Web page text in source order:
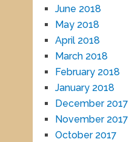
June 2018
May 2018
April 2018
March 2018
February 2018
January 2018
December 2017
November 2017
October 2017